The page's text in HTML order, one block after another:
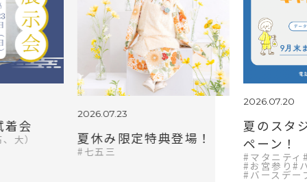
着会
大）
2026.07.23
夏休み限定特典登場！
七五三
2026.07.20
夏のスタ
ペーン！
マタニティ
お宮参り
バースデー